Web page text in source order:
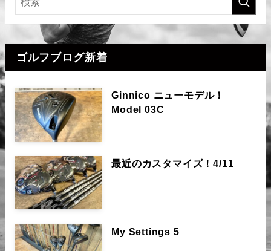
ゴルフブログ新着
Ginnico ニューモデル！
Model 03C
最近のカスタマイズ！4/11
My Settings 5